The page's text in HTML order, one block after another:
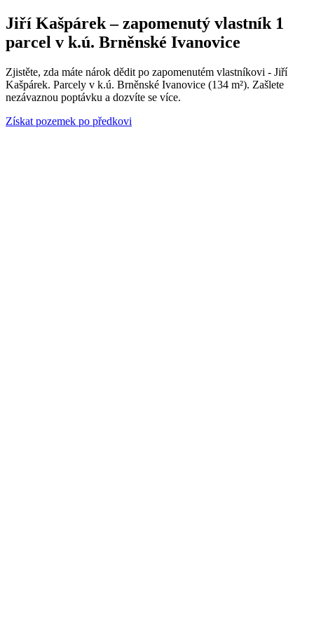
Jiří Kašpárek – zapomenutý vlastník 1
parcel v k.ú. Brněnské Ivanovice
Zjistěte, zda máte nárok dědit po zapomenutém vlastníkovi - Jiří
Kašpárek. Parcely v k.ú. Brněnské Ivanovice (134 m²). Zašlete
nezávaznou poptávku a dozvíte se více.
Získat pozemek po předkovi